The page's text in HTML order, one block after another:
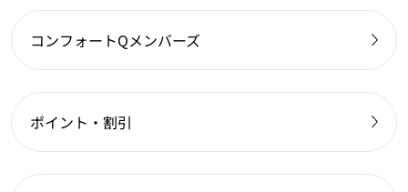
コンフォートQメンバーズ
ポイント・割引